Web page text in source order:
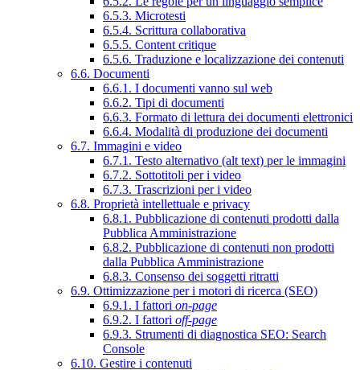
6.5.3. Microtesti
6.5.4. Scrittura collaborativa
6.5.5. Content critique
6.5.6. Traduzione e localizzazione dei contenuti
6.6. Documenti
6.6.1. I documenti vanno sul web
6.6.2. Tipi di documenti
6.6.3. Formato di lettura dei documenti elettronici
6.6.4. Modalità di produzione dei documenti
6.7. Immagini e video
6.7.1. Testo alternativo (alt text) per le immagini
6.7.2. Sottotitoli per i video
6.7.3. Trascrizioni per i video
6.8. Proprietà intellettuale e privacy
6.8.1. Pubblicazione di contenuti prodotti dalla
Pubblica Amministrazione
6.8.2. Pubblicazione di contenuti non prodotti
dalla Pubblica Amministrazione
6.8.3. Consenso dei soggetti ritratti
6.9. Ottimizzazione per i motori di ricerca (SEO)
6.9.1. I fattori on-page
6.9.2. I fattori off-page
6.9.3. Strumenti di diagnostica SEO: Search
Console
6.10. Gestire i contenuti